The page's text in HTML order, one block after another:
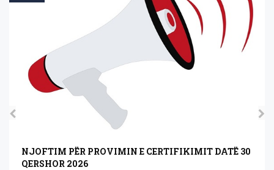
NJOFTIM PËR PROVIMIN E CERTIFIKIMIT DATË 11
MAJ 2026